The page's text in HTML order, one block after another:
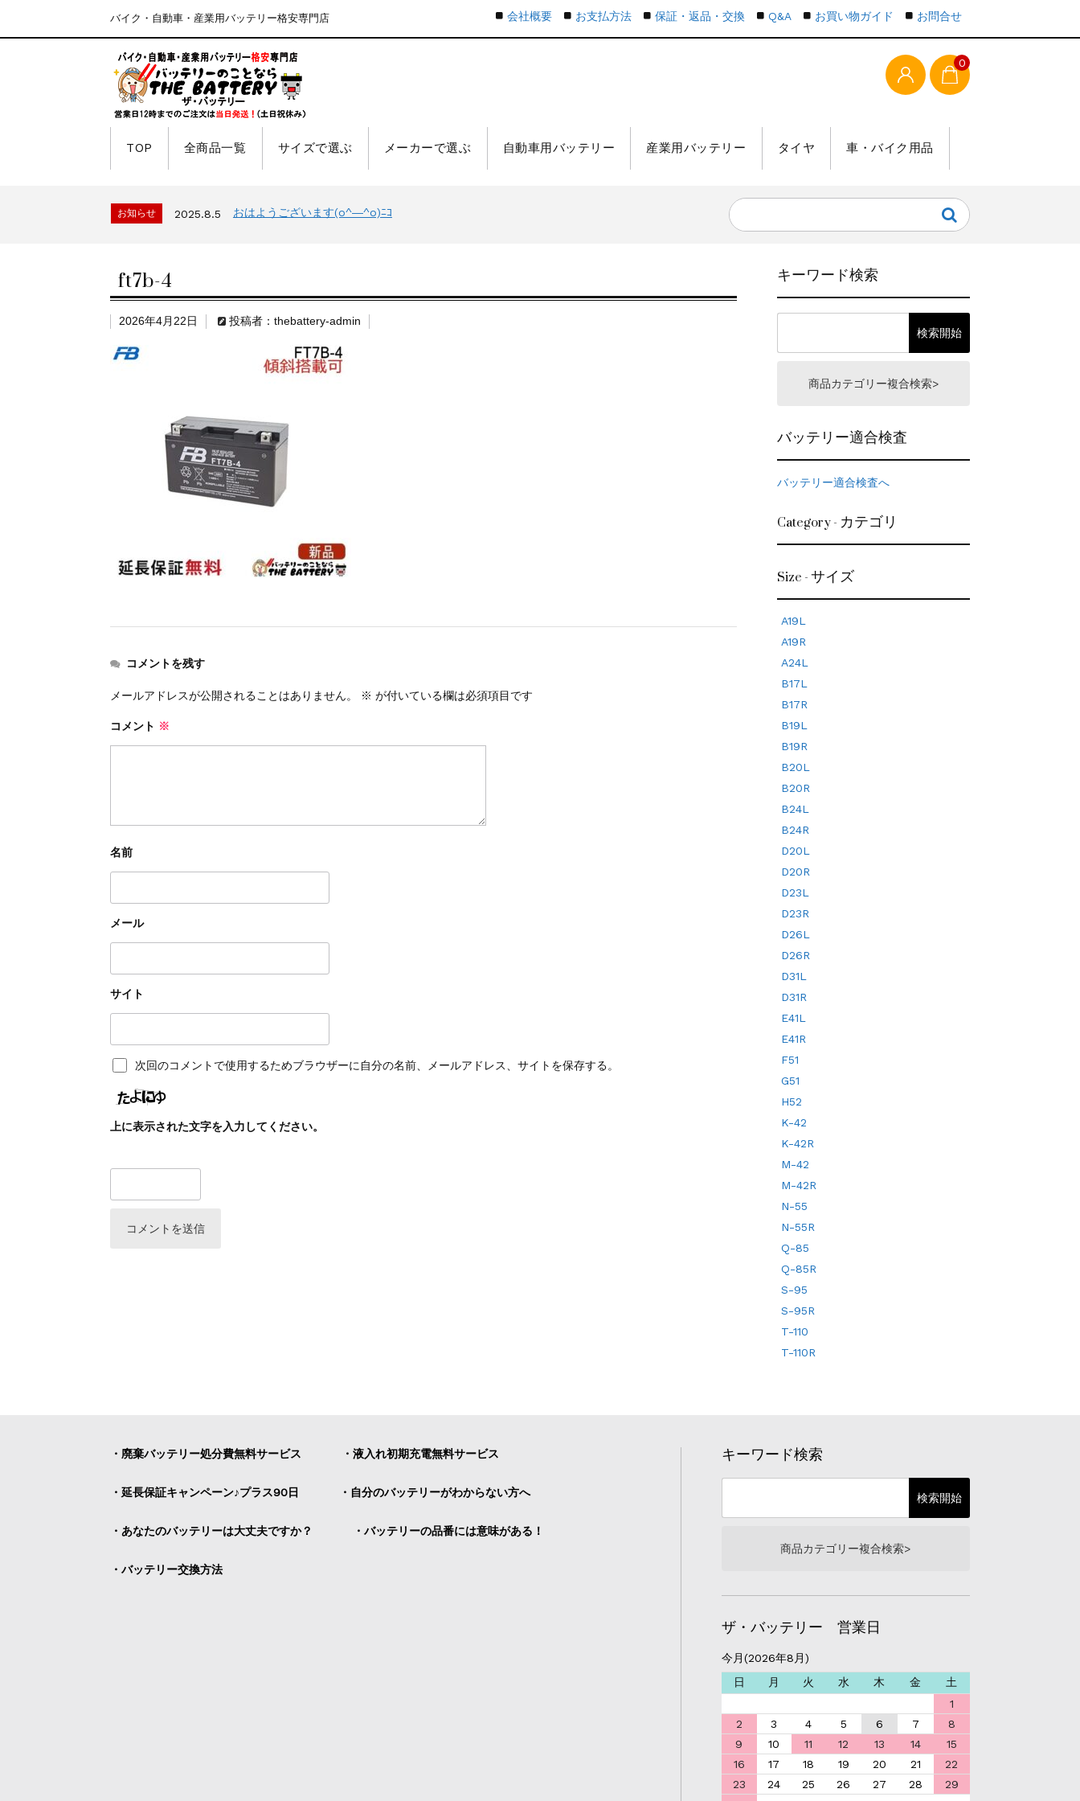
バイク・自動車・産業用バッテリー格安専門店
0
TOP 全商品一覧 サイズで選ぶ メーカーで選ぶ 自動車用バッテリー 産業用バッテリー タイヤ 車・バイク用品
会社概要 お支払方法 保証・返品・交換 Q&A お買い物ガイド お問合せ
お知らせ 2025.8.5 おはようございます(o^―^o)ﾆｺ
ft7b-4
2026年4月22日 投稿者：thebattery-admin
コメントを残す
メールアドレスが公開されることはありません。 ※ が付いている欄は必須項目です
コメント ※
名前
メール
サイト
次回のコメントで使用するためブラウザーに自分の名前、メールアドレス、サイトを保存する。
上に表示された文字を入力してください。
キーワード検索
商品カテゴリー複合検索>
バッテリー適合検査
バッテリー適合検査へ
Category - カテゴリ
Size - サイズ
A19L
A19R
A24L
B17L
B17R
B19L
B19R
B20L
B20R
B24L
B24R
D20L
D20R
D23L
D23R
D26L
D26R
D31L
D31R
E41L
E41R
F51
G51
H52
K-42
K-42R
M-42
M-42R
N-55
N-55R
Q-85
Q-85R
S-95
S-95R
T-110
T-110R
キーワード検索
商品カテゴリー複合検索>
ザ・バッテリー 営業日
今月(2026年8月)
日
月 火 水 木 金
土
1
2
3 4 5 6 7
8
9
10 11 12 13 14
15
16
17 18 19 20 21
22
23
24 25 26 27 28
29
・廃棄バッテリー処分費無料サービス ・液入れ初期充電無料サービス
・延長保証キャンペーン♪プラス90日 ・自分のバッテリーがわからない方へ
・あなたのバッテリーは大丈夫ですか？ ・バッテリーの品番には意味がある！
・バッテリー交換方法